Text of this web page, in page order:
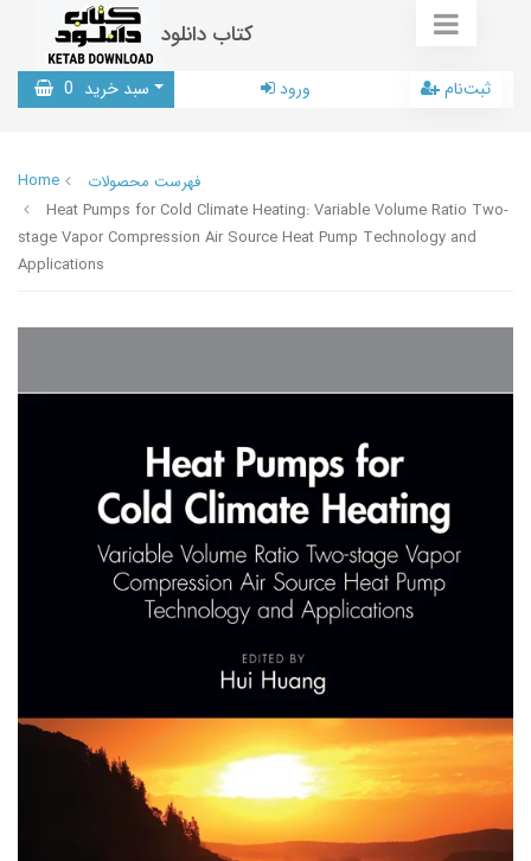
کتاب دانلود
سبد خرید 0 ورود ثبت‌نام
Home
فهرست محصولات
Heat Pumps for Cold Climate Heating: Variable Volume Ratio Two-
stage Vapor Compression Air Source Heat Pump Technology and
Applications